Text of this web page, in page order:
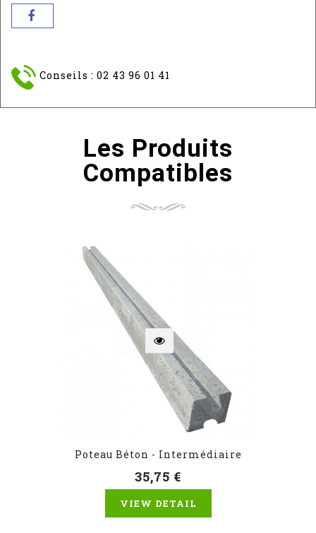
Conseils : 02 43 96 01 41
Les Produits
Compatibles
Poteau Béton - Intermédiaire
35,75 €
VIEW DETAIL